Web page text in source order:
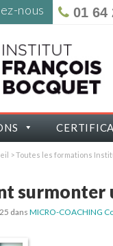
nous 01 64
>Toutes les formations
surmonter
dans MICRO-COACHING